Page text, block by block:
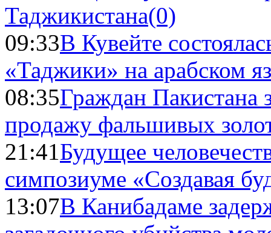
Таджикистана(0)
09:33В Кувейте
«Таджики» на арабском
08:35Граждан Пакистана
продажу фальшивых
21:41Будущее
симпозиуме «Создавая
13:07В Канибадаме